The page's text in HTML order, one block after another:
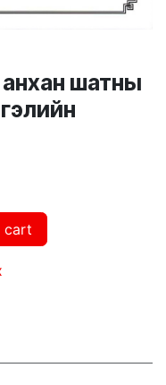
шатны
cart